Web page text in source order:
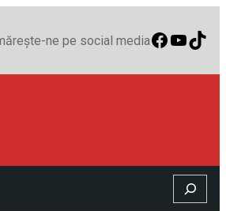
ne pe social media
Search